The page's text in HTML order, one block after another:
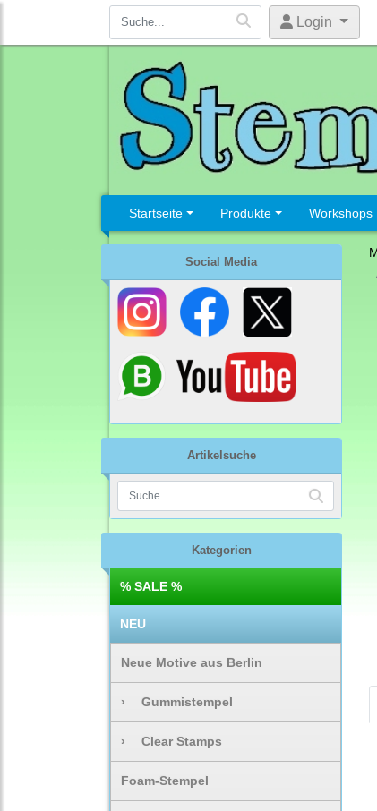
Login
Startseite Produkte Workshops
Social Media
Artikelsuche
Kategorien
% SALE %
NEU
Neue Motive aus Berlin
› Gummistempel
› Clear Stamps
Foam-Stempel